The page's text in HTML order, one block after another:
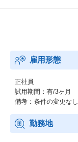
雇用形態
正社員
試用期間：有/3ヶ月
備考：条件の変更なし
勤務地